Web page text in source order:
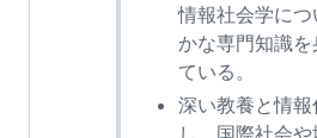
情報社会学につ
かな専門知識を
ている。
深い教養と情
し、国際社会